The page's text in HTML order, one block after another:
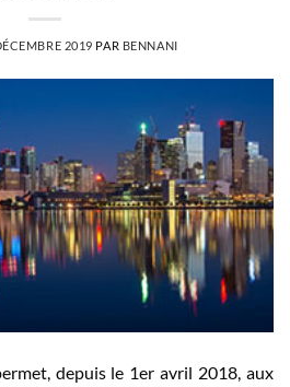
2019 PAR BENNANI
depuis le 1er avril 2018, aux